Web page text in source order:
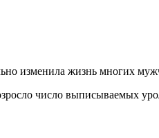
изменила жизнь многих
число выписываемых